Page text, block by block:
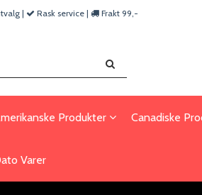
| Rask service | Frakt 99,-
Produkter Canadiske
Varer